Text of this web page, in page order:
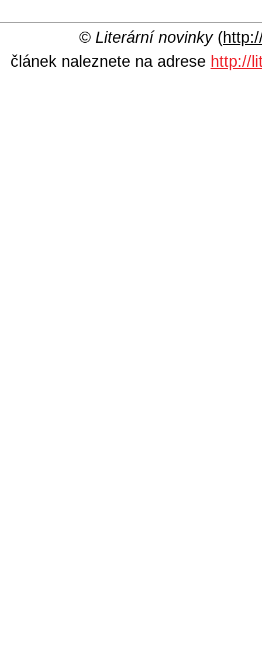
© Literární novinky(
článek naleznete na adrese http://